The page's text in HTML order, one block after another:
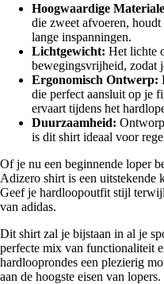
Hoogwaardige
die zweet afvoeren,
lange inspanningen.
Lichtgewicht: Het lichte
bewegingsvrijheid, zodat
Ergonomisch Ontwerp:
die perfect aansluit op je
ervaart tijdens het
Duurzaamheid:
is dit shirt ideaal voor
Of je nu een beginnende loper
Adizero shirt is een uitstekende
Geef je hardloopoutfit stijl
van adidas.
Dit shirt zal je bijstaan in al je
perfecte mix van functionaliteit
hardlooprondes een plezierig
aan de hoogste eisen van lopers.